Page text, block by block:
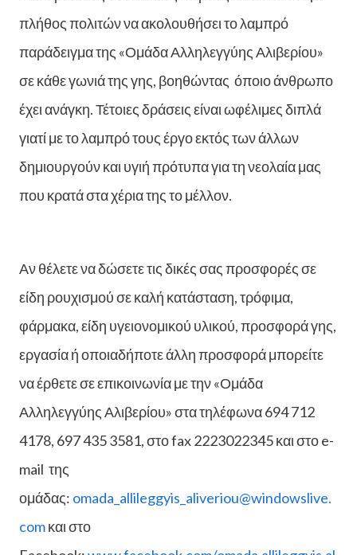
πλήθος πολιτών να ακολουθήσει το λαμπρό
παράδειγμα της «Ομάδα Αλληλεγγύης Αλιβερίου»
σε κάθε γωνιά της γης, βοηθώντας όποιο άνθρωπο
έχει ανάγκη. Τέτοιες δράσεις είναι ωφέλιμες διπλά
γιατί με το λαμπρό τους έργο εκτός των άλλων
δημιουργούν και υγιή πρότυπα για τη νεολαία μας
που κρατά στα χέρια της το μέλλον.
Αν θέλετε να δώσετε τις δικές σας προσφορές σε
είδη ρουχισμού σε καλή κατάσταση, τρόφιμα,
φάρμακα, είδη υγειονομικού υλικού, προσφορά γης,
εργασία ή οποιαδήποτε άλλη προσφορά μπορείτε
να έρθετε σε επικοινωνία με την «Ομάδα
Αλληλεγγύης Αλιβερίου» στα τηλέφωνα 694 712
4178, 697 435 3581, στο fax 2223022345 και στο e-
mail της
ομάδας: omada_allileggyis_aliveriou@windowslive.
comκαι στο